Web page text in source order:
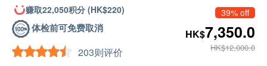
赚取22,050积分 (HK$220)
体检前可免费取消
203则评价
39% off
HK$7,350.0
HK$12,000.0